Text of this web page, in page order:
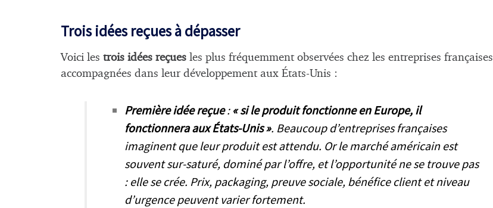
Trois idées reçues à dépasser
Voici les trois idées reçues les plus fréquemment observées chez les entreprises françaises
accompagnées dans leur développement aux États-Unis :
Première idée reçue: « si le produit fonctionne en Europe, il
fonctionnera aux États-Unis ». Beaucoup d’entreprises françaises
imaginent que leur produit est attendu. Or le marché américain est
souvent sur-saturé, dominé par l’offre, et l’opportunité ne se trouve pas
: elle se crée. Prix, packaging, preuve sociale, bénéfice client et niveau
d’urgence peuvent varier fortement.